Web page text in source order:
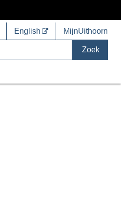
English MijnUithoorn
Zoek